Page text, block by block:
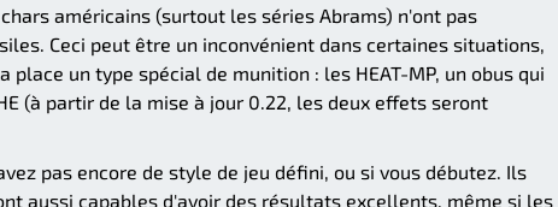
américains (surtout les séries Abrams) n'ont pas
Ceci peut être un inconvénient dans certaines situations,
un type spécial de munition : les HEAT-MP, un obus qui
(à partir de la mise à jour 0.22, les deux effets seront
pas encore de style de jeu défini, ou si vous débutez. Ils
aussi capables d'avoir des résultats excellents, même si les